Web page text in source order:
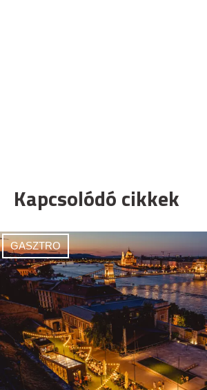
Kapcsolódó cikkek
GASZTRO